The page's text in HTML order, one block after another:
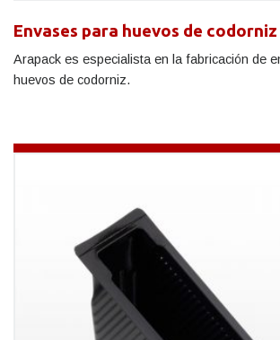
Envases para huevos de codorniz
Arapack es especialista en la fabricación de
huevos de codorniz.